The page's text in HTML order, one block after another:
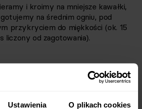
Ustawienia O plikach cookies
i kroimy na mniejsze kawałki,
na średnim ogniu, pod
przykryciem do miękkości (ok. 15
liczony od zagotowania).
masło tak, by się rozpuściło i